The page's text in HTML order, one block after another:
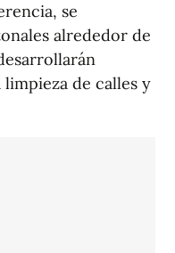
se
alrededor de
de calles y